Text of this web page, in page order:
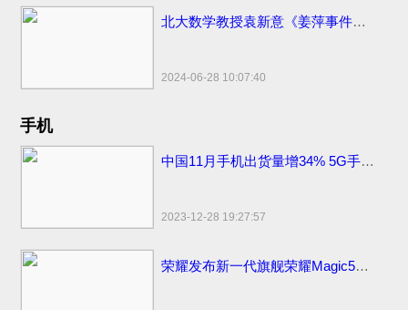
北大数学教授袁新意《姜萍事件的疑点分析》点评姜萍板书 阿里巴巴竞赛受质疑
2024-06-28 10:07:40
手机
中国11月手机出货量增34% 5G手机出货量2709.2万部
2023-12-28 19:27:57
荣耀发布新一代旗舰荣耀Magic5系列，新款上市价格分期0首付3999元起